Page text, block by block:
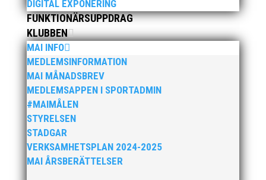
DIGITAL EXPONERING
FUNKTIONÄRSUPPDRAG
KLUBBEN
MAI INFO
MEDLEMSINFORMATION
MAI MÅNADSBREV
MEDLEMSAPPEN I SPORTADMIN
#MAIMÅLEN
STYRELSEN
STADGAR
VERKSAMHETSPLAN 2024-2025
MAI ÅRSBERÄTTELSER
Individuellt i hösttraditionen Castorama blev det 2023
en rutinerad mästare och en förstagångare:
Hässelbys Simon Pettersson tog fjärde raka och sjätte
totalt bland männen medan MAI:s Mathilda Eriksson
efter två raka andraplatser nu kunde kliva högst upp
på den...